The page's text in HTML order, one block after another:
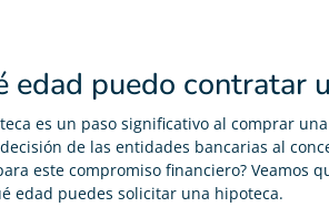
edad puedo contratar
es un paso significativo al comprar
de las entidades bancarias al
este compromiso financiero? Veamos
edad puedes solicitar una hipoteca.